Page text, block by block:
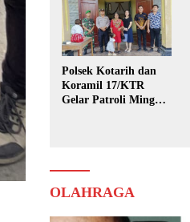
Polsek Kotarih dan
Koramil 17/KTR
Gelar Patroli Minggu
OLAHRAGA